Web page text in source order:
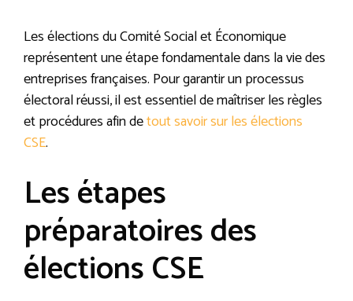
Les élections du Comité Social et Économique
représentent une étape fondamentale dans la vie des
entreprises françaises. Pour garantir un processus
électoral réussi, il est essentiel de maîtriser les règles
et procédures afin detout savoir sur les élections
CSE.
Les étapes
préparatoires des
élections CSE